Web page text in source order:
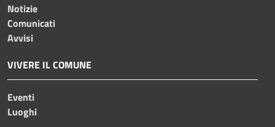
Notizie
Comunicati
Avvisi
VIVERE IL COMUNE
Eventi
Luoghi